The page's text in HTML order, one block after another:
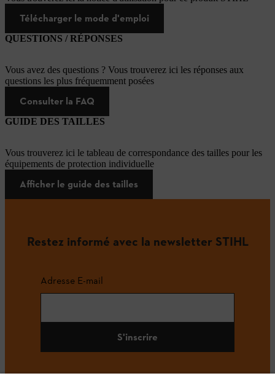
Télécharger le mode d'emploi
QUESTIONS / RÉPONSES
Vous avez des questions ? Vous trouverez ici les réponses aux
questions les plus fréquemment posées
Consulter la FAQ
GUIDE DES TAILLES
Vous trouverez ici le tableau de correspondance des tailles pour les
équipements de protection individuelle
Afficher le guide des tailles
Restez informé avec la newsletter STIHL
Adresse E-mail
S'inscrire